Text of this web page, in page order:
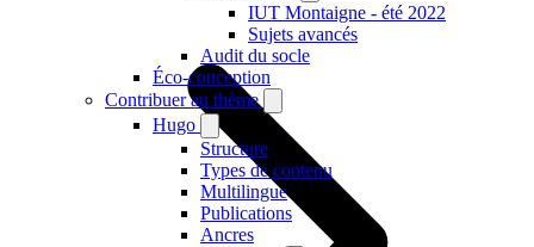
IUT Montaigne - été 2022
Sujets avancés
Audit du socle
Éco-conception
Contribuer au thème
Hugo
Structure
Types de contenu
Multilingue
Publications
Ancres